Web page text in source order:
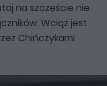
na szczęście nie
Wciąż jest
Chińczykami